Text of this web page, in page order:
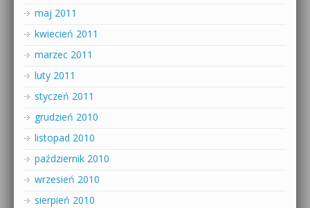
maj 2011
kwiecień 2011
marzec 2011
luty 2011
styczeń 2011
grudzień 2010
listopad 2010
październik 2010
wrzesień 2010
sierpień 2010